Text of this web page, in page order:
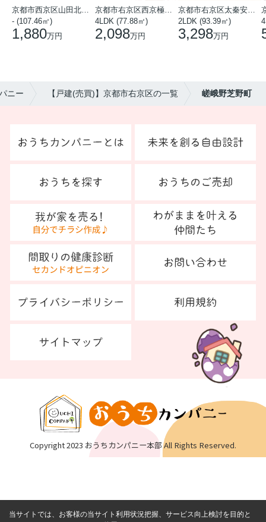
京都市西京区山田北山田町
- (107.46㎡)
1,880万円
京都市右京区西京極中沢町
4LDK (77.88㎡)
2,098万円
京都市右京区太秦安井藤ノ木町
2LDK (93.39㎡)
3,298万円
ニー 【戸建(売買)】京都市右京区の一覧 嵯峨野芝野町
Copyright 2023 おうちカンパニー本部 All Rights Reserved.
当サイトでは、お客様の当サイト利用状況把握、サービス向上検討を目的と